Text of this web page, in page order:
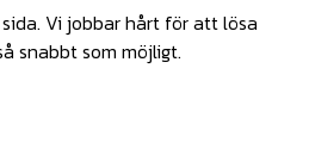
Vi jobbar hårt för att lösa
snabbt som möjligt.